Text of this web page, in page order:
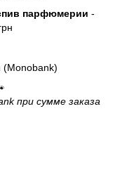
парфюмерии -
(Monobank)
при сумме заказа